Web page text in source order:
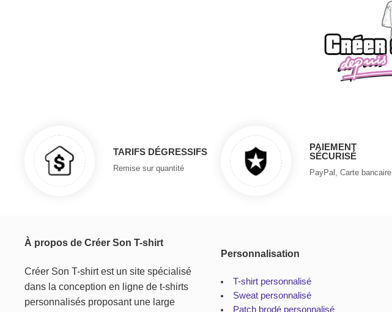
TARIFS DÉGRESSIFS
Remise sur quantité
PAIEMENT
SÉCURISÉ
PayPal, Carte bancaire
À propos de Créer Son T-shirt
Créer Son T-shirt est un site spécialisé
dans la conception en ligne de t-shirts
personnalisés proposant une large
Personnalisation
T-shirt personnalisé
Sweat personnalisé
Patch brodé personnalisé